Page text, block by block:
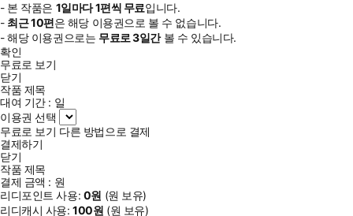
- 본 작품은 1일마다1편씩 무료입니다.
- 최근10편은 해당 이용권으로 볼 수 없습니다.
- 해당 이용권으로는 무료로3일간볼 수 있습니다.
확인
무료로 보기
닫기
작품 제목
대여 기간 : 일
이용권 선택
무료로 보기 다른 방법으로 결제
결제하기
닫기
작품 제목
결제 금액 : 원
리디포인트 사용: 0원 (원 보유)
리디캐시 사용:100원 (원 보유)